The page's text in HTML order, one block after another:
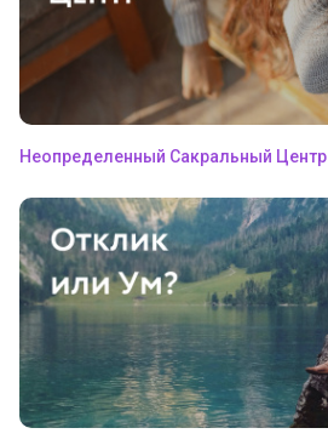
Неопределенный Сакральный Центр